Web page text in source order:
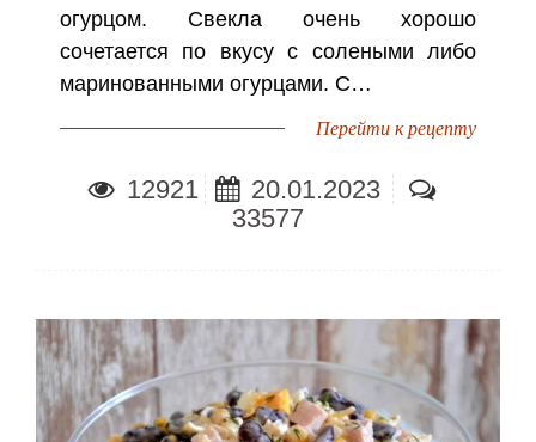
огурцом. Свекла очень хорошо
сочетается по вкусу с солеными либо
маринованными огурцами. С…
Перейти к рецепту
12921
20.01.2023
33577